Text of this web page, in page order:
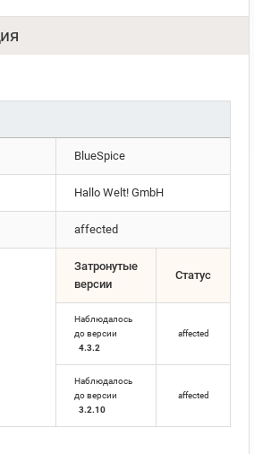
BlueSpice
Hallo Welt! GmbH
affected
Затронутые
версии
Статус
Наблюдалось
до версии
4.3.2
affected
Наблюдалось
до версии
3.2.10
affected